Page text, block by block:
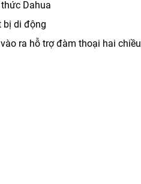
Dahua
bị di động
ra hỗ trợ đàm thoại hai chiều